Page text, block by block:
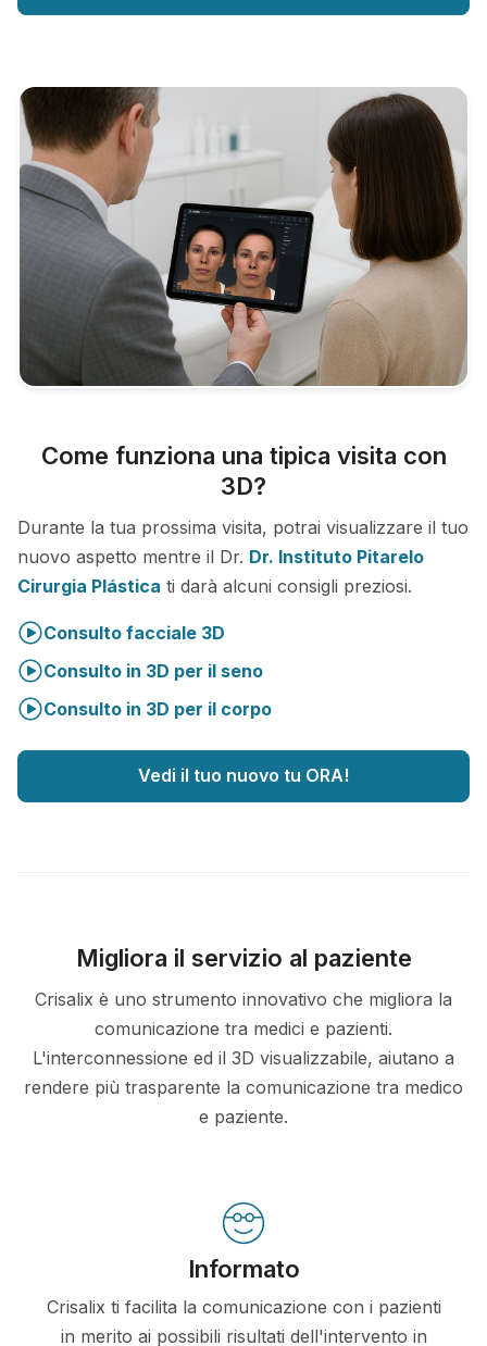
Come funziona una tipica visita con
3D?
Durante la tua prossima visita, potrai visualizzare il tuo
nuovo aspetto mentre il Dr. Dr. Instituto Pitarelo
Cirurgia Plástica ti darà alcuni consigli preziosi.
Consulto facciale 3D
Consulto in 3D per il seno
Consulto in 3D per il corpo
Vedi il tuo nuovo tu ORA!
Migliora il servizio al paziente
Crisalix è uno strumento innovativo che migliora la
comunicazione tra medici e pazienti.
L'interconnessione ed il 3D visualizzabile, aiutano a
rendere più trasparente la comunicazione tra medico
e paziente.
Informato
Crisalix ti facilita la comunicazione con i pazienti
in merito ai possibili risultati dell'intervento in